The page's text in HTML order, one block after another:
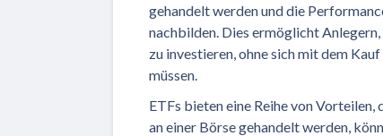
gehandelt werden und die
nachbilden. Dies ermöglicht
zu investieren, ohne sich mit dem
müssen.
ETFs bieten eine Reihe von
an einer Börse gehandelt werden,